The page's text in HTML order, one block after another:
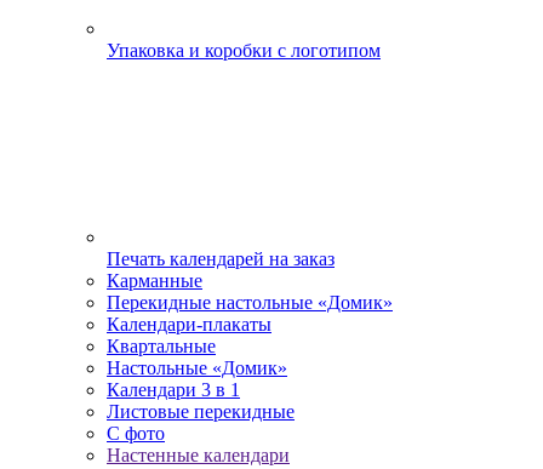
Упаковка и коробки с логотипом
Печать календарей на заказ
Карманные
Перекидные настольные «Домик»
Календари-плакаты
Квартальные
Настольные «Домик»
Календари 3 в 1
Листовые перекидные
С фото
Настенные календари